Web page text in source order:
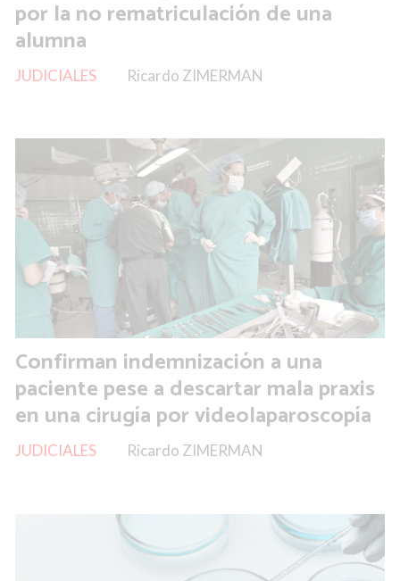
por la no rematriculación de una
alumna
Ricardo ZIMERMAN
JUDICIALES
Confirman indemnización a una
paciente pese a descartar mala praxis
en una cirugía por videolaparoscopía
Ricardo ZIMERMAN
JUDICIALES